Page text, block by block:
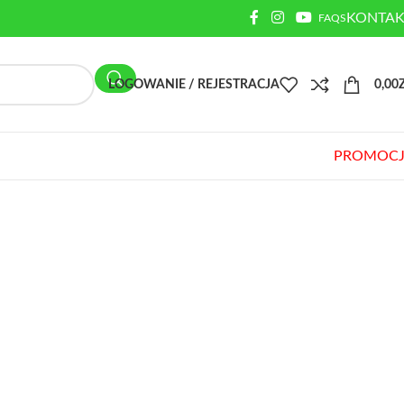
FAQS
LOGOWANIE / REJESTRACJA 0,00